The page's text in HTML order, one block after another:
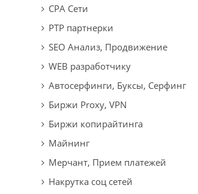
CPA Сети
PTP партнерки
SEO Анализ, Продвижение
WEB разработчику
Автосерфинги, Буксы, Серфинг
Биржи Proxy, VPN
Биржи копирайтинга
Майнинг
Мерчант, Прием платежей
Накрутка соц сетей